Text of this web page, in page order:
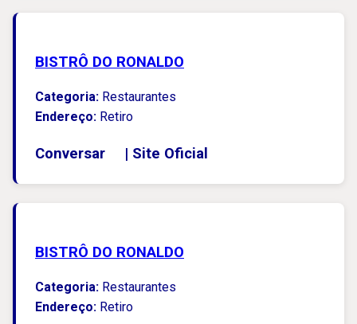
BISTRÔ DO RONALDO
Categoria: Restaurantes
Endereço: Retiro
Conversar | Site Oficial
BISTRÔ DO RONALDO
Categoria: Restaurantes
Endereço: Retiro